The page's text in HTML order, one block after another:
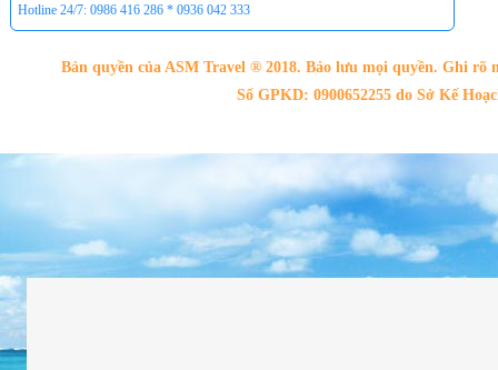
Hotline 24/7: 0986 416 286 * 0936 042 333
Bản quyền của ASM Travel ® 2018. Bảo lưu mọi quyền. Ghi
Số GPKD: 0900652255 do Sở Kế